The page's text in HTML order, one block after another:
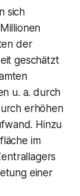
sich
der
geschätzt
u. a. durch
erhöhen
Hinzu
im
einer